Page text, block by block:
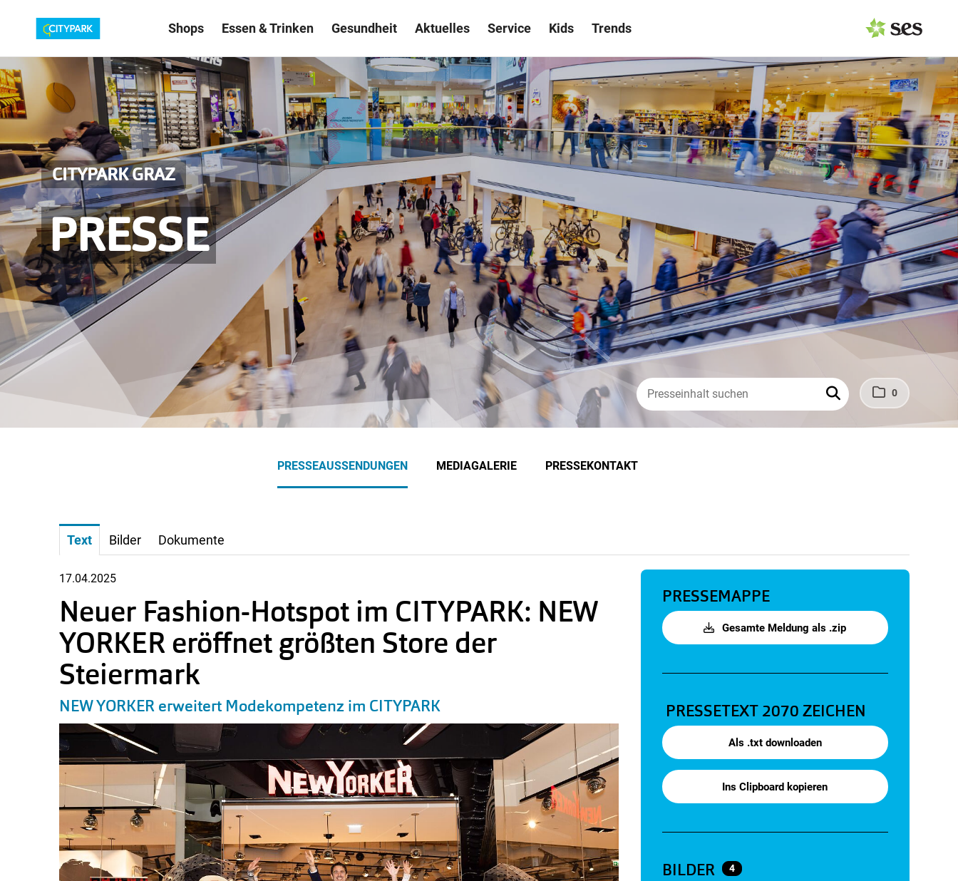
Shops Essen & Trinken Gesundheit Aktuelles Service Kids Trends
0
CITYPARK GRAZ
PRESSE
PRESSEAUSSENDUNGEN MEDIAGALERIE PRESSEKONTAKT
Text Bilder Dokumente
17.04.2025
Neuer Fashion-Hotspot im CITYPARK: NEW
YORKER eröffnet größten Store der
Steiermark
NEW YORKER erweitert Modekompetenz im CITYPARK
PRESSEMAPPE
Gesamte Meldung als .zip
PRESSETEXT 2070 ZEICHEN
Als .txt downloaden
Ins Clipboard kopieren
BILDER 4